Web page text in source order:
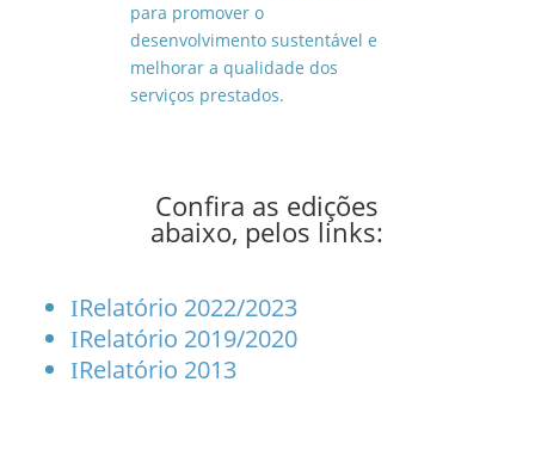
para promover o
desenvolvimento sustentável e
melhorar a qualidade dos
serviços prestados.
Confira as edições
abaixo, pelos links:
IRelatório 2022/2023
IRelatório 2019/2020
IRelatório 2013